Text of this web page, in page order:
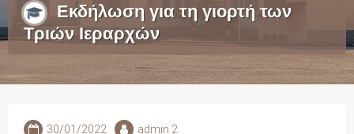
Εκδήλωση για τη γιορτή των
Τριών Ιεραρχών
30/01/2022 admin 2